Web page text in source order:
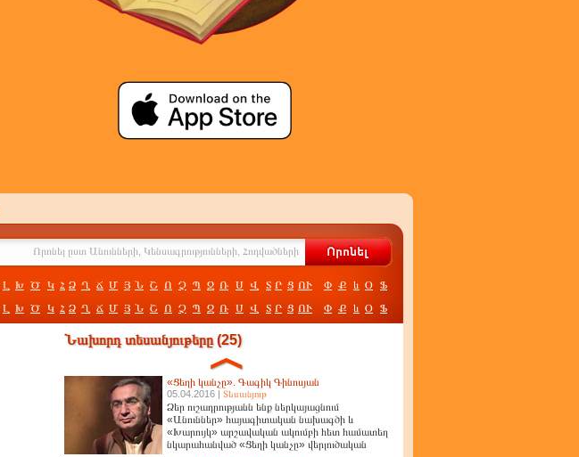
Լ Խ Ծ Կ Հ Ձ Ղ Ճ Մ Յ Ն Շ Ո Չ Պ Ջ Ռ Ս Վ Տ Ր Ց ՈՒ Փ Ք և Օ Ֆ
Լ Խ Ծ Կ Հ Ձ Ղ Ճ Մ Յ Ն Շ Ո Չ Պ Ջ Ռ Ս Վ Տ Ր Ց ՈՒ Փ Ք և Օ Ֆ
Նախորդ տեսանյութերը (25)
«Ցեղի կանչը». Գագիկ Գինոսյան
05.04.2016 | Տեսանյութ
Ձեր ուշադրությանն ենք ներկայացնում
«Անուններ» հայագիտական նախագծի և
«Խարույկ» արշավական ակումբի հետ համատեղ
նկարահանված «Ցեղի կանչը» վերլուծական